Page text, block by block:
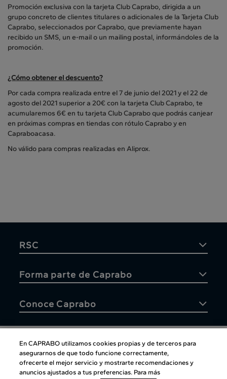
Promoción exclusiva con la tarjeta Club Caprabo, dirigida a un
grupo concreto de clientes titulares o adicionales de la Tarjeta Club
Caprabo, seleccionados por Caprabo, que previamente hayan
recibido un SMS, un e-mail o un mailing postal, informándoles de la
promoción.
¿Cómo obtener el descuento?
Por cada compra realizada entre el 7 de junio del 2021 y el 22 de
agosto del 2021 superior a 20€ con la tarjeta Club Caprabo, te
acumularemos 6€ en tu tarjeta Club Caprabo que podrás canjear
en próximas compras en tiendas con rótulo Caprabo y en
Capraboacasa.
No válido para compras realizadas en Aliprox.
RSC
Forma parte de Caprabo
Conoce Caprabo
Atención al cliente
En CAPRABO utilizamos cookies propias y de terceros para
asegurarnos de que todo funcione correctamente,
ofrecerte el mejor servicio y mostrarte recomendaciones y
anuncios ajustados a tus preferencias. Para más